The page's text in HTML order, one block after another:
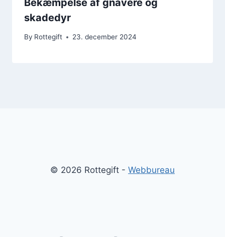
skadedyr
By Rottegift 23. december 2024
© 2026 Rottegift - Webbureau